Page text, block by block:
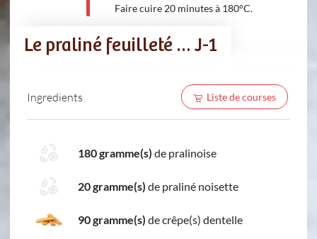
Faire cuire 20 minutes à 180°C.
Le praliné feuilleté … J-1
Ingredients Liste de courses
180 gramme(s) de pralinoise
20 gramme(s) de praliné noisette
90 gramme(s) de crêpe(s) dentelle